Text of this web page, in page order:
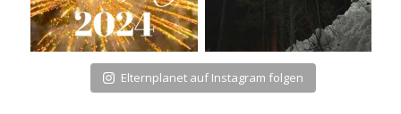
Elternplanet auf Instagram folgen